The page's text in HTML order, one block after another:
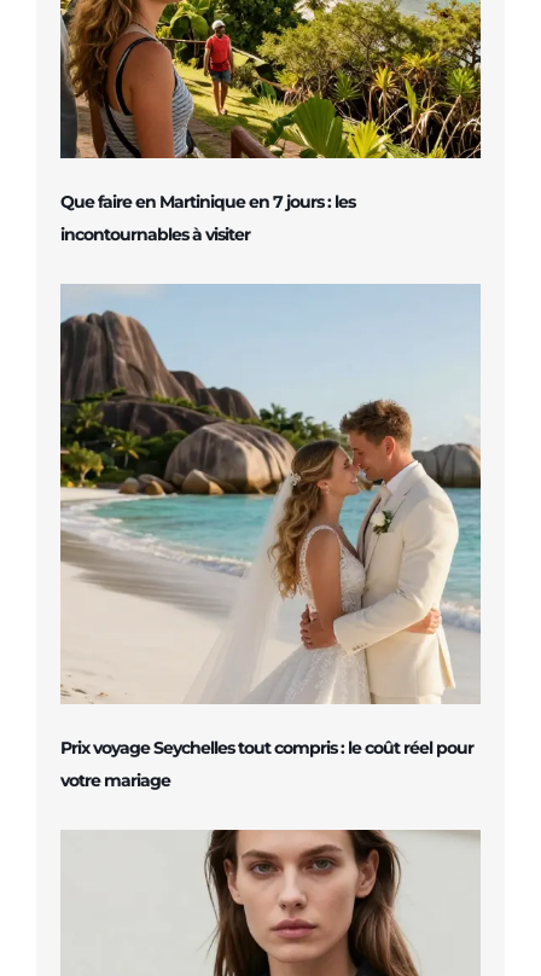
Que faire en Martinique en 7 jours : les
incontournables à visiter
Prix voyage Seychelles tout compris : le coût réel pour
votre mariage